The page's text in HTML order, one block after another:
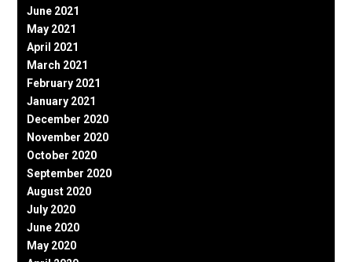
June 2021
May 2021
April 2021
March 2021
February 2021
January 2021
December 2020
November 2020
October 2020
September 2020
August 2020
July 2020
June 2020
May 2020